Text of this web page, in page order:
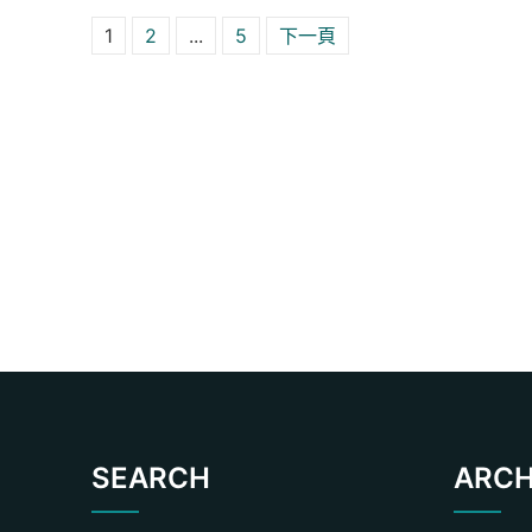
文章分頁
1 2 ... 5 下一頁
SEARCH